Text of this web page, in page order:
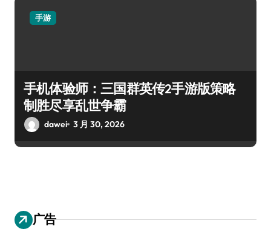
手游
手机体验师：三国群英传2手游版策略
制胜尽享乱世争霸
dawei 3 月 30, 2026
广告